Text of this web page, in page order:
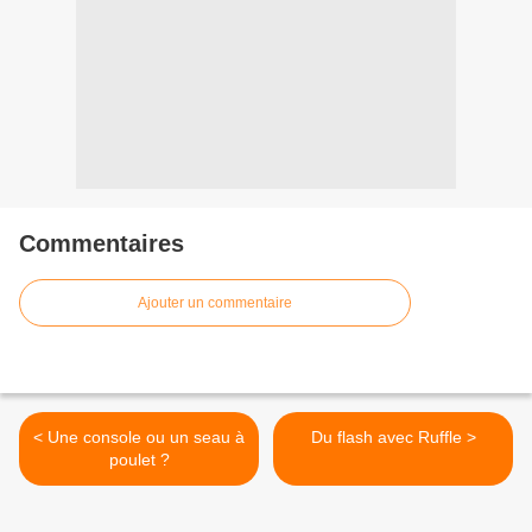
Commentaires
Ajouter un commentaire
< Une console ou un seau à
poulet ?
Du flash avec Ruffle >